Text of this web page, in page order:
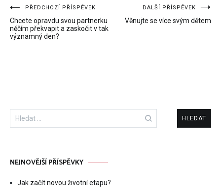
Navigace
pro
PŘEDCHOZÍ PŘÍSPĚVEK
Chcete opravdu svou partnerku
něčím překvapit a zaskočit v tak
významný den?
DALŠÍ PŘÍSPĚVEK
Věnujte se více svým dětem
Vyhledávání
NEJNOVĚJŠÍ PŘÍSPĚVKY
Jak začít novou životní etapu?